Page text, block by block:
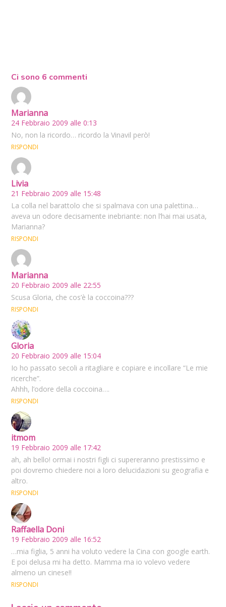
Ci sono 6 commenti
Marianna
24 Febbraio 2009 alle 0:13
No, non la ricordo… ricordo la Vinavil però!
RISPONDI
Livia
21 Febbraio 2009 alle 15:48
La colla nel barattolo che si spalmava con una palettina…
aveva un odore decisamente inebriante: non l’hai mai usata,
Marianna?
RISPONDI
Marianna
20 Febbraio 2009 alle 22:55
Scusa Gloria, che cos’è la coccoina???
RISPONDI
Gloria
20 Febbraio 2009 alle 15:04
Io ho passato secoli a ritagliare e copiare e incollare “Le mie
ricerche”.
Ahhh, l’odore della coccoina….
RISPONDI
itmom
19 Febbraio 2009 alle 17:42
ah, ah bello! ormai i nostri figli ci supereranno prestissimo e
poi dovremo chiedere noi a loro delucidazioni su geografia e
altro.
RISPONDI
Raffaella Doni
19 Febbraio 2009 alle 16:52
…mia figlia, 5 anni ha voluto vedere la Cina con google earth.
E poi delusa mi ha detto. Mamma ma io volevo vedere
almeno un cinese!!
RISPONDI